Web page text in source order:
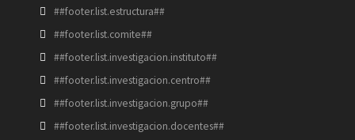
##footer.list.estructura##
##footer.list.comite##
##footer.list.investigacion.instituto##
##footer.list.investigacion.centro##
##footer.list.investigacion.grupo##
##footer.list.investigacion.docentes##